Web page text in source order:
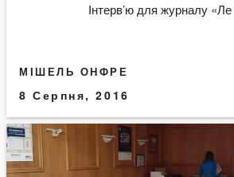
Інтерв’ю для журналу
МІШЕЛЬ ОНФРЕ
8 Серпня, 2016